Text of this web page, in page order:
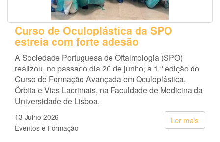
Curso de Oculoplástica da SPO
estreia com forte adesão
A Sociedade Portuguesa de Oftalmologia (SPO)
realizou, no passado dia 20 de junho, a 1.ª edição do
Curso de Formação Avançada em Oculoplástica,
Órbita e Vias Lacrimais, na Faculdade de Medicina da
Universidade de Lisboa.
Ler mais
13 Julho 2026
Eventos e Formação